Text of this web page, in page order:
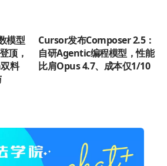
模型
顶，
料
Cursor发布Composer 2.5：
自研Agentic编程模型，性能
比肩Opus 4.7、成本仅1/10